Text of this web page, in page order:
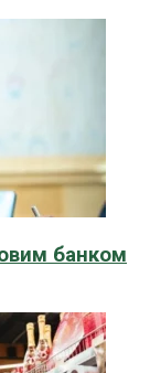
банком